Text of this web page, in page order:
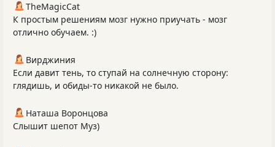
TheMagicCat
К простым решениям мозг нужно приучать - мозг
отлично обучаем. :)
Вирджиния
Если давит тень, то ступай на солнечную сторону:
глядишь, и обиды-то никакой не было.
Наташа Воронцова
Слышит шепот Муз)